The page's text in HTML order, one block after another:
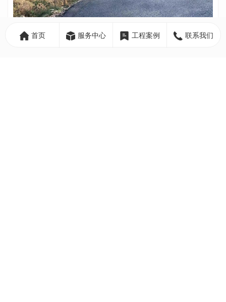
首页 服务中心 工程案例 联系我们